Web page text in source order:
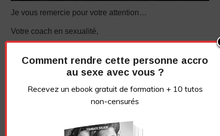
Je vous remercie pour votre attention…
Votre coach en sexualité,
Comment rendre cette personne accro
au sexe avec vous ?
Recevez un ebook gratuit de formation + 10 tutos
non-censurés